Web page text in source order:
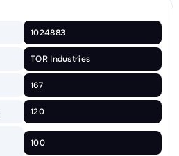
1024883
TOR Industries
167
120
100